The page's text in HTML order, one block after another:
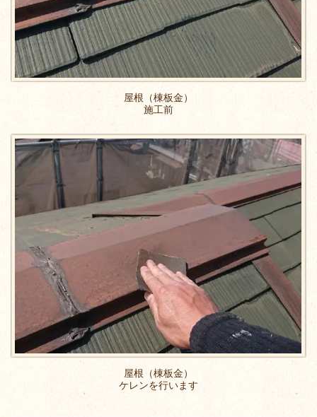
屋根（棟板金）
施工前
屋根（棟板金）
ケレンを行います